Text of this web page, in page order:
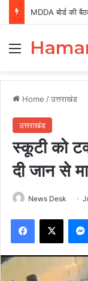
Menu
Home /उत्तराखंड
उत्तराखंड
स्कूटी को
दी जान से
News Desk
Facebook
X